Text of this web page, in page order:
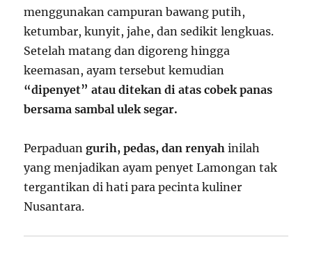
menggunakan campuran bawang putih,
ketumbar, kunyit, jahe, dan sedikit lengkuas.
Setelah matang dan digoreng hingga
keemasan, ayam tersebut kemudian
“dipenyet” atau ditekan di atas cobek panas
bersama sambal ulek segar.
Perpaduangurih, pedas, dan renyah inilah
yang menjadikan ayam penyet Lamongan tak
tergantikan di hati para pecinta kuliner
Nusantara.